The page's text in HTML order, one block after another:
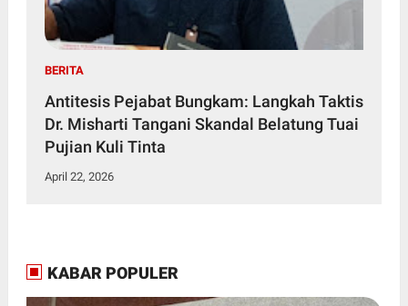
BERITA
Antitesis Pejabat Bungkam: Langkah Taktis
Dr. Misharti Tangani Skandal Belatung Tuai
Pujian Kuli Tinta
April 22, 2026
KABAR POPULER